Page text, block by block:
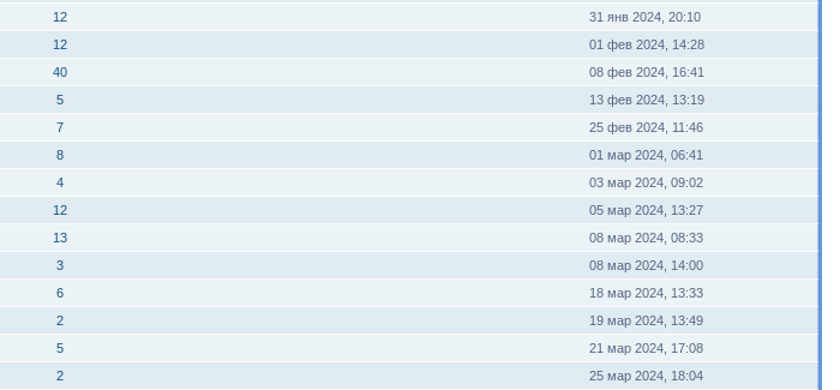
12
31 янв 2024, 20:10
12
01 фев 2024, 14:28
40
08 фев 2024, 16:41
5
13 фев 2024, 13:19
7
25 фев 2024, 11:46
8
01 мар 2024, 06:41
4
03 мар 2024, 09:02
12
05 мар 2024, 13:27
13
08 мар 2024, 08:33
3
08 мар 2024, 14:00
6
18 мар 2024, 13:33
2
19 мар 2024, 13:49
5
21 мар 2024, 17:08
2 25 мар 2024, 18:04